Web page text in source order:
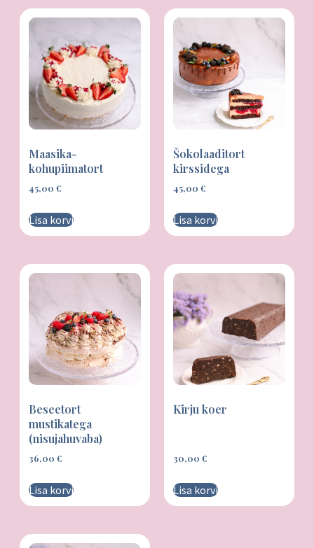
Maasika-
kohupiimatort
45,00 €
Lisa korvi
Šokolaaditort
kirssidega
45,00 €
Lisa korvi
Beseetort
mustikatega
(nisujahuvaba)
36,00 €
Lisa korvi
Kirju koer
30,00 €
Lisa korvi